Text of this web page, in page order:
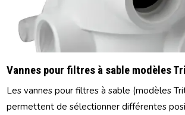
Vannes pour filtres à sable modèles
Les vannes pour filtres à sable (modèles
permettent de sélectionner différentes